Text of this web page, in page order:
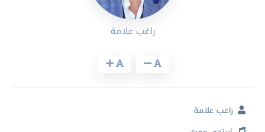
راغب علامة
راغب علامة